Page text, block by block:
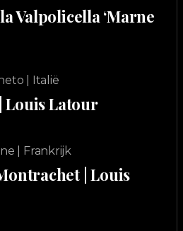
Valpolicella ‘Marne
| Italië
Louis Latour
| Frankrijk
| Louis